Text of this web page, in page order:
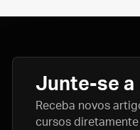
Junte-se a
Receba novos
cursos diretamente